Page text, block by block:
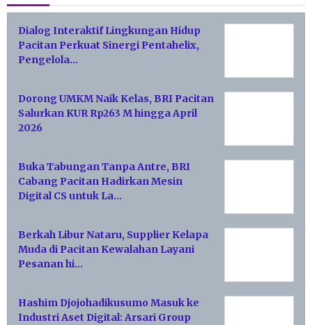
Dialog Interaktif Lingkungan Hidup
Pacitan Perkuat Sinergi Pentahelix,
Pengelola…
Dorong UMKM Naik Kelas, BRI Pacitan
Salurkan KUR Rp263 M hingga April
2026
Buka Tabungan Tanpa Antre, BRI
Cabang Pacitan Hadirkan Mesin
Digital CS untuk La…
Berkah Libur Nataru, Supplier Kelapa
Muda di Pacitan Kewalahan Layani
Pesanan hi…
Hashim Djojohadikusumo Masuk ke
Industri Aset Digital: Arsari Group